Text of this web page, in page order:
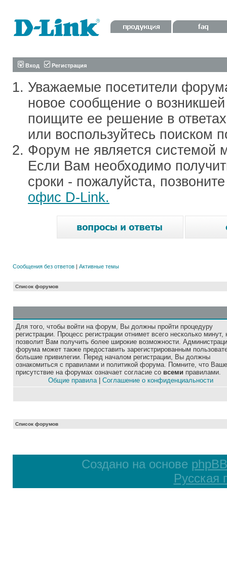
Вход Регистрация
Уважаемые посетители
новое сообщение о
поищите ее решение в
или воспользуйтесь поиском
Форум не является системой
Если Вам необходимо
сроки - пожалуйста,
офис D-Link.
Сообщения без ответов | Активные темы
Список форумов
Для того, чтобы войти на форум, Вы должны пройти процедуру
регистрации. Процесс регистрации отнимет всего несколько минут,
позволит Вам получить более широкие возможности.
форума может также предоставить зарегистрированным
большие привилегии. Перед началом регистрации, Вы должны
ознакомиться с правилами и политикой форума. Помните, что Ваше
присутствие на форумах означает согласие со всеми правилами.
Общие правила| Соглашение о конфиденциальности
Список форумов
Создано на основе phpBB
Русская